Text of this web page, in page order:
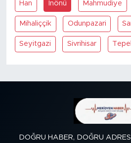
Han İnönü Mahmudiye
Mihaliççik Odunpazari
Seyitgazi Sivrihisar
DOĞRU HABER, DOĞRU
KÜLTÜR SANAT
YAŞAM